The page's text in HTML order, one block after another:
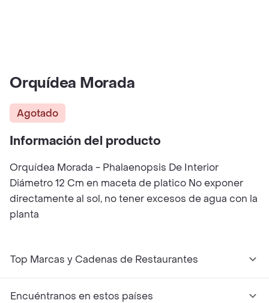
Orquídea Morada
Agotado
Información del producto
Orquídea Morada - Phalaenopsis De Interior
Diámetro 12 Cm en maceta de platico No exponer
directamente al sol, no tener excesos de agua con la
planta
Top Marcas y Cadenas de Restaurantes
Encuéntranos en estos países